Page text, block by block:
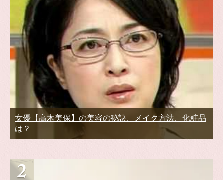
女優【高木美保】の美容の秘訣、メイク方法、化粧品
は？